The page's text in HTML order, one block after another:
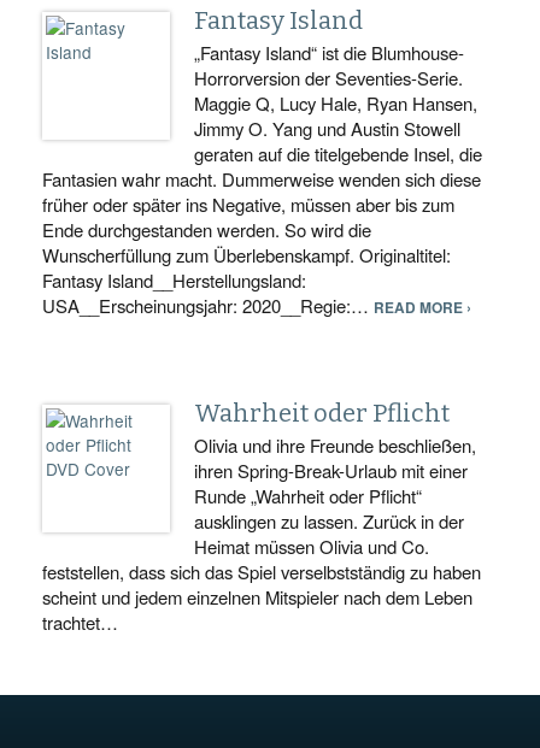
Fantasy Island
„Fantasy Island“ ist die Blumhouse-
Horrorversion der Seventies-Serie.
Maggie Q, Lucy Hale, Ryan Hansen,
Jimmy O. Yang und Austin Stowell
geraten auf die titelgebende Insel, die
Fantasien wahr macht. Dummerweise wenden sich diese
früher oder später ins Negative, müssen aber bis zum
Ende durchgestanden werden. So wird die
Wunscherfüllung zum Überlebenskampf. Originaltitel:
Fantasy Island__Herstellungsland:
USA__Erscheinungsjahr: 2020__Regie:… READ MORE ›
Wahrheit oder Pflicht
Olivia und ihre Freunde beschließen,
ihren Spring-Break-Urlaub mit einer
Runde „Wahrheit oder Pflicht“
ausklingen zu lassen. Zurück in der
Heimat müssen Olivia und Co.
feststellen, dass sich das Spiel verselbstständig zu haben
scheint und jedem einzelnen Mitspieler nach dem Leben
trachtet…